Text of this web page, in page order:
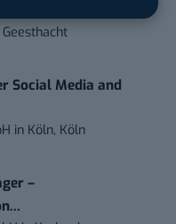
Geesthacht
Social Media and
in Köln, Köln
–